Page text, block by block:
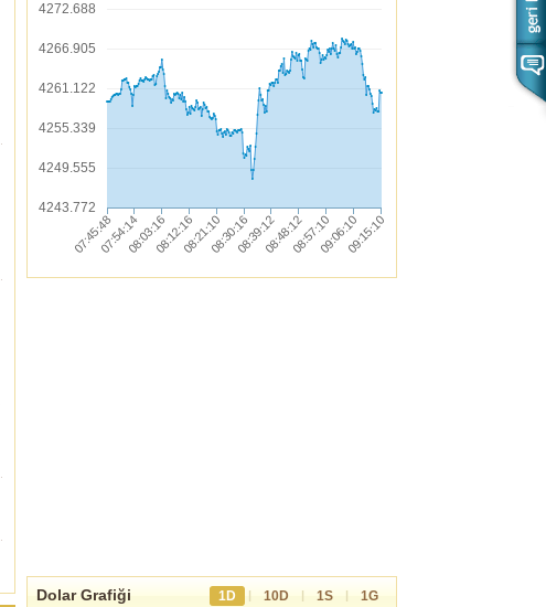
4272.688
4266.905
4261.122
4255.339
4249.555
4243.772
Dolar Grafiği 1D | 10D | 1S |
1G